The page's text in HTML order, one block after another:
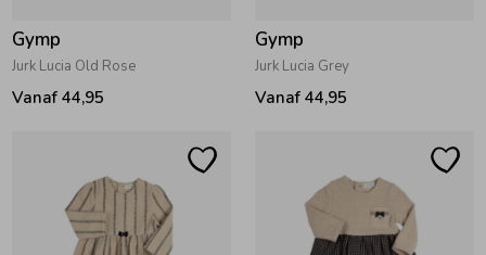
Gymp
Jurk Lucia Old Rose
Vanaf 44,95
Gymp
Jurk Lucia Grey
Vanaf 44,95